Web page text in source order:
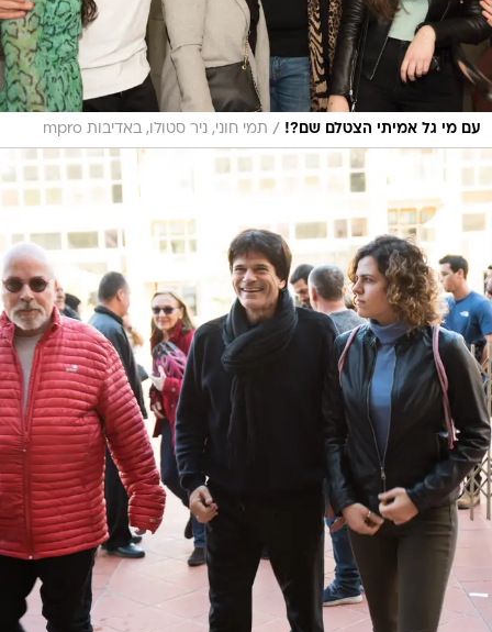
עם מי גל אמיתי הצטלם שם?! / תמי חוני, ניר סטולו, באדיבות mpro